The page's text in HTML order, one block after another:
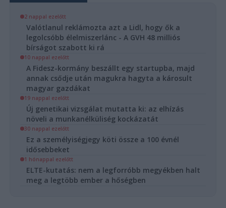
2 nappal ezelőtt
Valótlanul reklámozta azt a Lidl, hogy ők a
legolcsóbb élelmiszerlánc - A GVH 48 milliós
bírságot szabott ki rá
10 nappal ezelőtt
A Fidesz-kormány beszállt egy startupba, majd
annak csődje után magukra hagyta a károsult
magyar gazdákat
19 nappal ezelőtt
Új genetikai vizsgálat mutatta ki: az elhízás
növeli a munkanélküliség kockázatát
30 nappal ezelőtt
Ez a személyiségjegy köti össze a 100 évnél
idősebbeket
1 hónappal ezelőtt
ELTE-kutatás: nem a legforróbb megyékben halt
meg a legtöbb ember a hőségben